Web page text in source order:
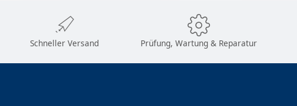
Schneller Versand Prüfung, Wartung & Reparatur